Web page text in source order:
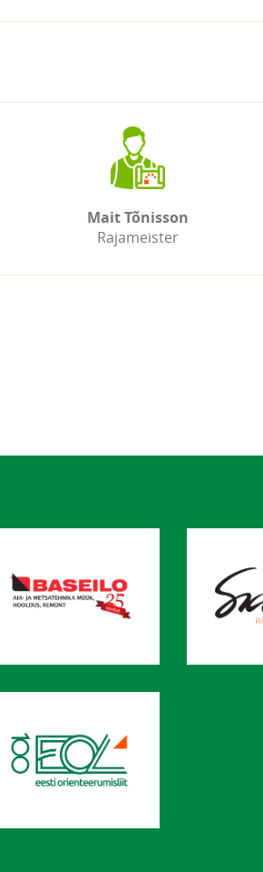
Mait Tõnisson
Rajameister